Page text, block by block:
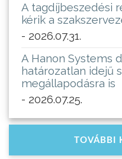
A tagdíjbeszedési
kérik a
- 2026.07.31.
A Hanon Systems
határozatlan idejű
megállapodásra is
- 2026.07.25.
TOVÁBBI